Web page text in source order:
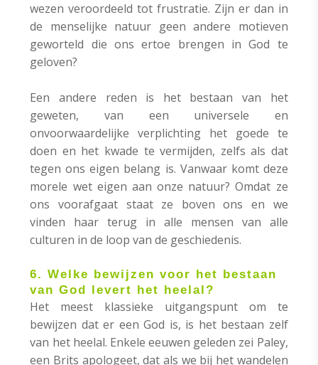
wezen veroordeeld tot frustratie. Zijn er dan in
de menselijke natuur geen andere motieven
geworteld die ons ertoe brengen in God te
geloven?
Een andere reden is het bestaan van het
geweten, van een universele en
onvoorwaardelijke verplichting het goede te
doen en het kwade te vermijden, zelfs als dat
tegen ons eigen belang is. Vanwaar komt deze
morele wet eigen aan onze natuur? Omdat ze
ons voorafgaat staat ze boven ons en we
vinden haar terug in alle mensen van alle
culturen in de loop van de geschiedenis.
6. Welke bewijzen voor het bestaan
van God levert het heelal?
Het meest klassieke uitgangspunt om te
bewijzen dat er een God is, is het bestaan zelf
van het heelal. Enkele eeuwen geleden zei Paley,
een Brits apologeet, dat als we bij het wandelen